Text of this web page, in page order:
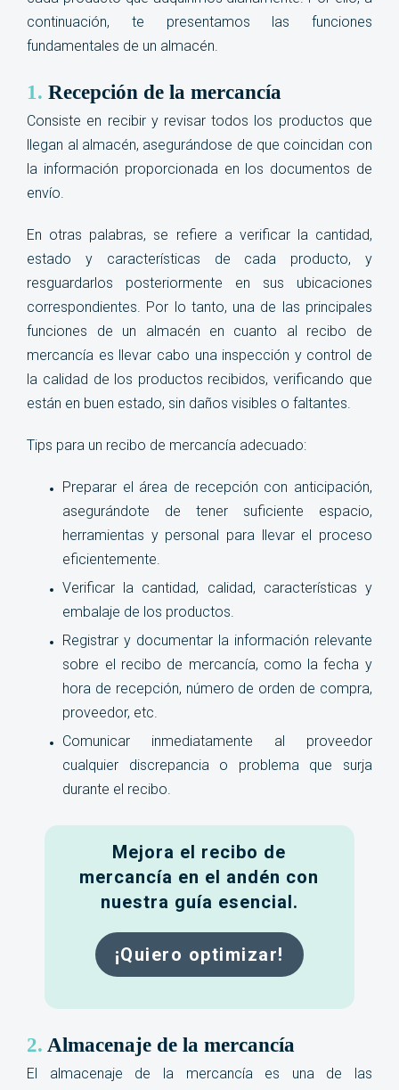
continuación, te presentamos las funciones
fundamentales de un almacén.
1. Recepción de la mercancía
Consiste en recibir y revisar todos los productos que
llegan al almacén, asegurándose de que coincidan con
la información proporcionada en los documentos de
envío.
En otras palabras, se refiere a verificar la cantidad,
estado y características de cada producto, y
resguardarlos posteriormente
en sus ubicaciones
correspondientes. Por lo tanto, una de las principales
funciones de un almacén en cuanto al recibo de
mercancía es llevar cabo una inspección y control de
la calidad de los productos recibidos, verificando que
están en buen estado, sin daños visibles o faltantes.
Tips para un recibo de mercancía adecuado:
Preparar el área de recepción con anticipación,
asegurándote de tener suficiente espacio,
herramientas y personal para llevar el proceso
eficientemente.
Verificar la cantidad, calidad, características y
embalaje de los productos.
Registrar y documentar la información relevante
sobre el recibo de mercancía, como la fecha y
hora de recepción, número de orden de compra,
proveedor, etc.
Comunicar inmediatamente al proveedor
cualquier discrepancia o problema que surja
durante el recibo.
Mejora el recibo de
mercancía en el andén con
nuestra guía esencial.
¡Quiero optimizar!
2. Almacenaje de la mercancía
El almacenaje de la mercancía es una de las